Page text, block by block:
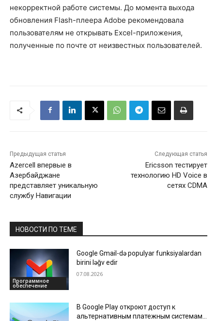
некорректной работе системы. До момента выхода
обновления Flash-плеера Adobe рекомендовала
пользователям не открывать Excel-приложения,
полученные по почте от неизвестных пользователей.
Предыдущая статья
Azercell впервые в
Азербайджане
представляет уникальную
службу Навигации
Следующая статья
Ericsson тестирует
технологию HD Voice в
сетях CDMA
НОВОСТИ ПО ТЕМЕ
Программное
обеспечение
Google Gmail-də populyar funksiyalardan
birini ləğv edir
07.08.2026
В Google Play откроют доступ к
альтернативным платежным системам,